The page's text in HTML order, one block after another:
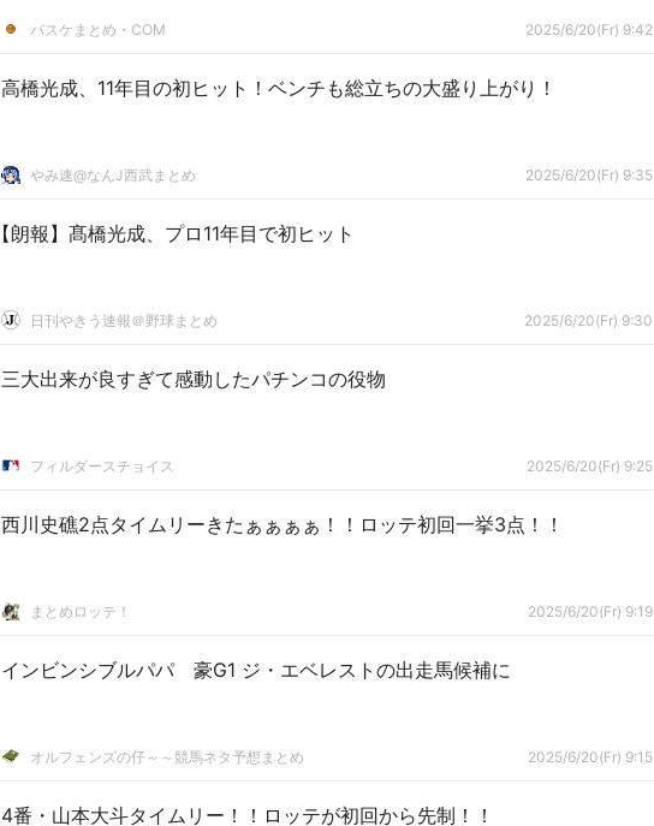
バスケまとめ・COM 2025/6/20(Fr) 9:42
高橋光成、11年目の初ヒット！ベンチも総立ちの大盛り上がり！
やみ速@なんJ西武まとめ 2025/6/20(Fr) 9:35
【朗報】髙橋光成、プロ11年目で初ヒット
日刊やきう速報＠野球まとめ 2025/6/20(Fr) 9:30
三大出来が良すぎて感動したパチンコの役物
フィルダースチョイス 2025/6/20(Fr) 9:25
西川史礁2点タイムリーきたぁぁぁぁ！！ロッテ初回一挙3点！！
まとめロッテ！ 2025/6/20(Fr) 9:19
インビンシブルパパ 豪G1 ジ・エベレストの出走馬候補に
オルフェンズの仔～～競馬ネタ予想まとめ 2025/6/20(Fr) 9:15
4番・山本大斗タイムリー！！ロッテが初回から先制！！